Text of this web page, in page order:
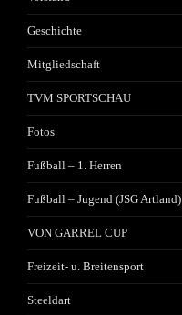
Geschichte
Mitgliedschaft
TVM SPORTSCHAU
Fotos
Fußball – 1. Herren
Fußball – Jugend (JSG Artland)
VON GARREL CUP
Freizeit- u. Breitensport
Steeldart